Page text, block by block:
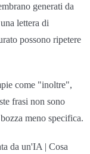
generati da
lettera di
possono ripetere
come "inoltre",
frasi non sono
meno specifica.
da un'IA | Cosa